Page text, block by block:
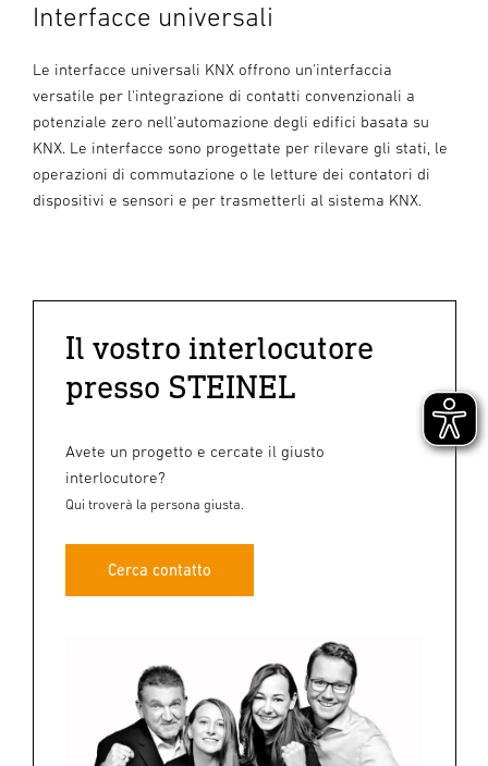
Interfacce universali
Le interfacce universali KNX offrono un'interfaccia
versatile per l'integrazione di contatti convenzionali a
potenziale zero nell'automazione degli edifici basata su
KNX. Le interfacce sono progettate per rilevare gli stati, le
operazioni di commutazione o le letture dei contatori di
dispositivi e sensori e per trasmetterli al sistema KNX.
Il vostro interlocutore
presso STEINEL
Avete un progetto e cercate il giusto
interlocutore?
Qui troverà la persona giusta.
Cerca contatto